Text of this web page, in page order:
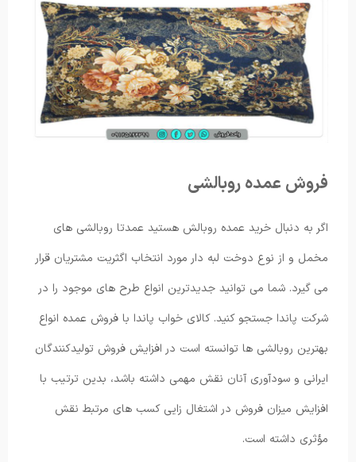
فروش عمده روبالشی
اگر به دنبال خرید عمده روبالش هستید عمدتا روبالشی های
مخمل و از نوع دوخت لبه دار مورد انتخاب اگثریت مشتریان قرار
می گیرد. شما می توانید جدیدترین انواع طرح های موجود را در
شرکت پاندا جستجو کنید. کالای خواب پاندا با فروش عمده انواع
بهترین روبالشی ها توانسته است در افزایش فروش تولیدکنندگان
ایرانی و سودآوری آنان نقش مهمی داشته باشد، بدین ترتیب با
افزایش میزان فروش در اشتغال زایی کسب های مرتبط نقش
مؤثری داشته است.